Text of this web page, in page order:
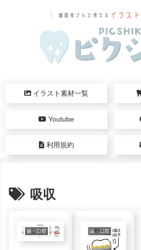
イラスト素材一覧
Youtube
利用規約
吸収
歯・口腔 歯・口腔